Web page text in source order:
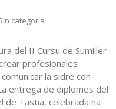
categoría
del II Cursu de Sumiller
profesionales
la sidre con
entrega de diplomes del
de Tastia, celebrada na